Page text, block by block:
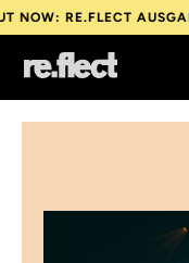
RE.FLECT AUSGABE
RE.FLECT AUSGABE